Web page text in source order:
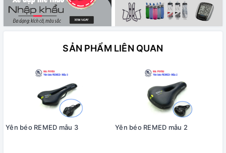
SẢN PHẨM LIÊN QUAN
Yên béo REMED mẫu 3 Yên béo REMED mẫu 2